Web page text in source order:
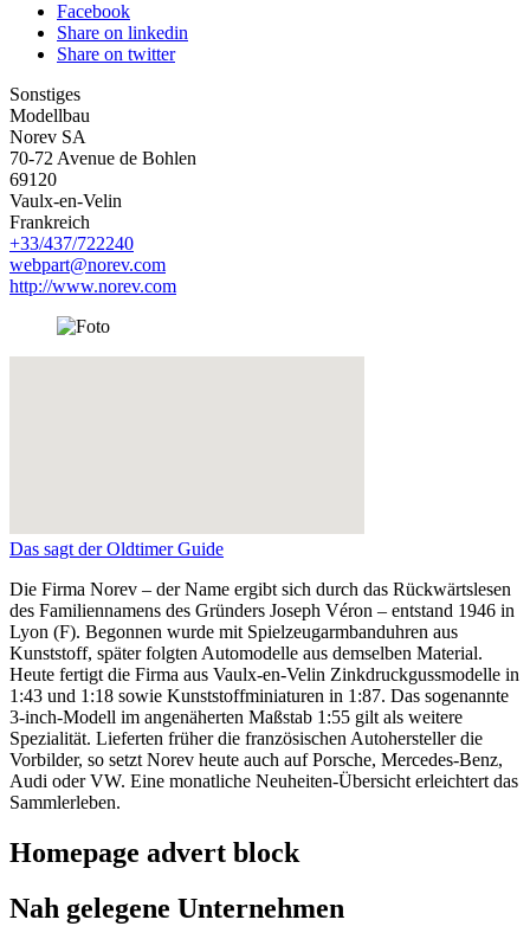
Facebook
Share on linkedin
Share on twitter
Sonstiges
Modellbau
Norev SA
70-72 Avenue de Bohlen
69120
Vaulx-en-Velin
Frankreich
+33/437/722240
webpart@norev.com
http://www.norev.com
Das sagt der Oldtimer Guide
Die Firma Norev – der Name ergibt sich durch das Rückwärtslesen
des Familiennamens des Gründers Joseph Véron – entstand 1946 in
Lyon (F). Begonnen wurde mit Spielzeugarmbanduhren aus
Kunststoff, später folgten Automodelle aus demselben Material.
Heute fertigt die Firma aus Vaulx-en-Velin Zinkdruckgussmodelle in
1:43 und 1:18 sowie Kunststoffminiaturen in 1:87. Das sogenannte
3-inch-Modell im angenäherten Maßstab 1:55 gilt als weitere
Spezialität. Lieferten früher die französischen Autohersteller die
Vorbilder, so setzt Norev heute auch auf Porsche, Mercedes-Benz,
Audi oder VW. Eine monatliche Neuheiten-Übersicht erleichtert das
Sammlerleben.
Homepage advert block
Nah gelegene Unternehmen